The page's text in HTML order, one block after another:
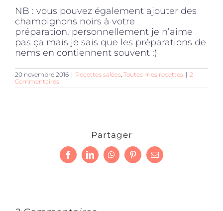
NB : vous pouvez également ajouter des
champignons noirs à votre
préparation, personnellement je n’aime
pas ça mais je sais que les préparations de
nems en contiennent souvent :)
20 novembre 2016 | Recettes salées Toutes mes recettes | 2
Commentaires
Partager
FacebookLinkedInWhatsAppPinterestEmail